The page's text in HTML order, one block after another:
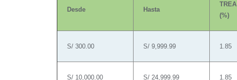
Desde Hasta
TREA
(%)
S/ 300.00 S/ 9,999.99 1.85
S/ 10,000.00 S/ 24,999.99 1.85